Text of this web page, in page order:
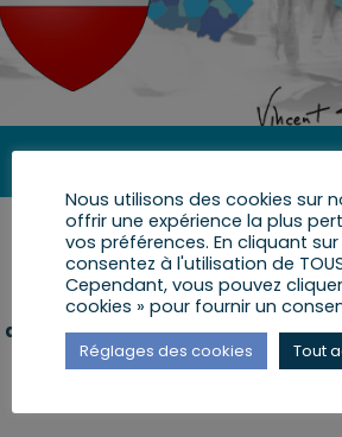
aura lieu à la Mairie de Kilstett
Nous utilisons des cookies sur
offrir une expérience la plus
vos préférences. En cliquant
consentez à l'utilisation de
Cependant, vous pouvez
cookies » pour fournir un
Réglages des cookies Tout